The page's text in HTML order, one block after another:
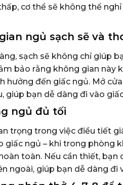
cơ thể sẽ không thể
ngủ sạch sẽ và
sạch sẽ không chỉ giúp
bảo rằng không gian này
hưởng đến giấc ngủ. Mở
giúp bạn dễ dàng đi vào
ngủ đủ tối
trọng trong việc điều tiết
giấc ngủ – khi trong phòng
toàn. Nếu cần thiết,
ngoài, giúp bạn dễ dàng đi